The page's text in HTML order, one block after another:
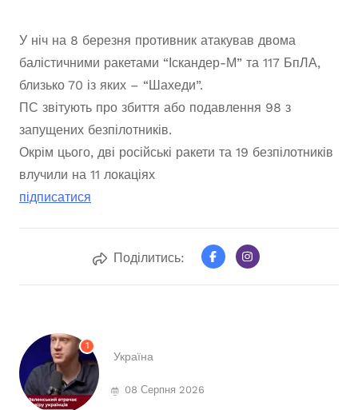
У ніч на 8 березня противник атакував двома
балістичними ракетами “Іскандер-М” та 117 БпЛА,
близько 70 із яких – “Шахеди”.
ПС звітують про збиття або подавлення 98 з
запущених безпілотників.
Окрім цього, дві російські ракети та 19 безпілотників
влучили на 11 локаціях
підписатися
Поділитись:
1
Україна
08 Серпня 2026